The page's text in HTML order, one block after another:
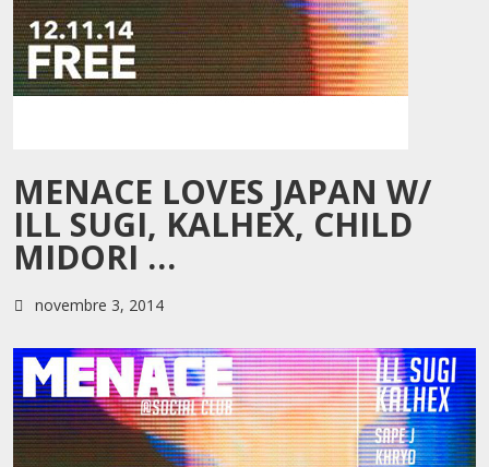
MENACE LOVES JAPAN W/
ILL SUGI, KALHEX, CHILD
MIDORI …
novembre 3, 2014